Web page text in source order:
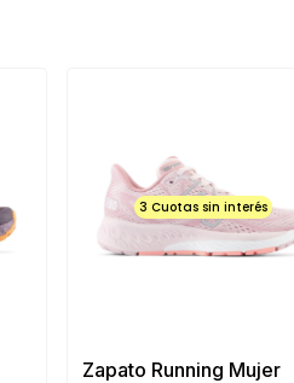
3 Cuotas sin interés
Zapato Running Mujer